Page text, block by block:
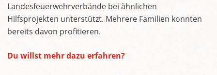
Landesfeuerwehrverbände bei ähnlichen
Hilfsprojekten unterstützt. Mehrere Familien konnten
bereits davon profitieren.
Du willst mehr dazu erfahren?